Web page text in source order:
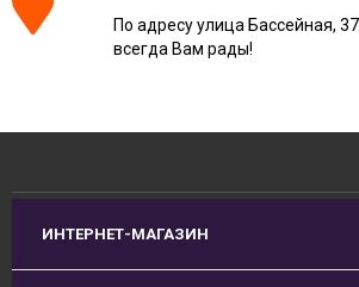
По адресу улица Бассейная,
всегда Вам рады!
ИНТЕРНЕТ-МАГАЗИН